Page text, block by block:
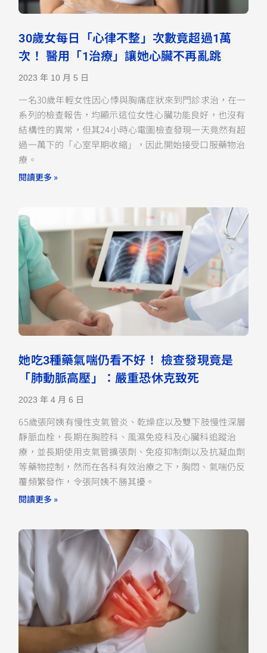
30歲女每日「心律不整」次數竟超過1萬
次！ 醫用「1治療」讓她心臟不再亂跳
2023 年 10 月 5 日
一名30歲年輕女性因心悸與胸痛症狀來到門診求治，在一
系列的檢查報告，均顯示這位女性心臟功能良好，也沒有
結構性的異常，但其24小時心電圖檢查發現一天竟然有超
過一萬下的「心室早期收縮」，因此開始接受口服藥物治
療。
閱讀更多 »
她吃3種藥氣喘仍看不好！ 檢查發現竟是
「肺動脈高壓」：嚴重恐休克致死
2023 年 4 月 6 日
65歲張阿姨有慢性支氣管炎、乾燥症以及雙下肢慢性深層
靜脈血栓，長期在胸腔科、風濕免疫科及心臟科追蹤治
療，並長期使用支氣管擴張劑、免疫抑制劑以及抗凝血劑
等藥物控制，然而在各科有效治療之下，胸悶、氣喘仍反
覆頻繁發作，令張阿姨不勝其擾。
閱讀更多 »